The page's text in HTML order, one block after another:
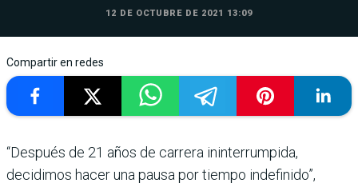
12 DE OCTUBRE DE 2021 13:09
Compartir en redes
“Después de 21 años de carrera ininterrumpida,
decidimos hacer una pausa por tiempo indefinido”,